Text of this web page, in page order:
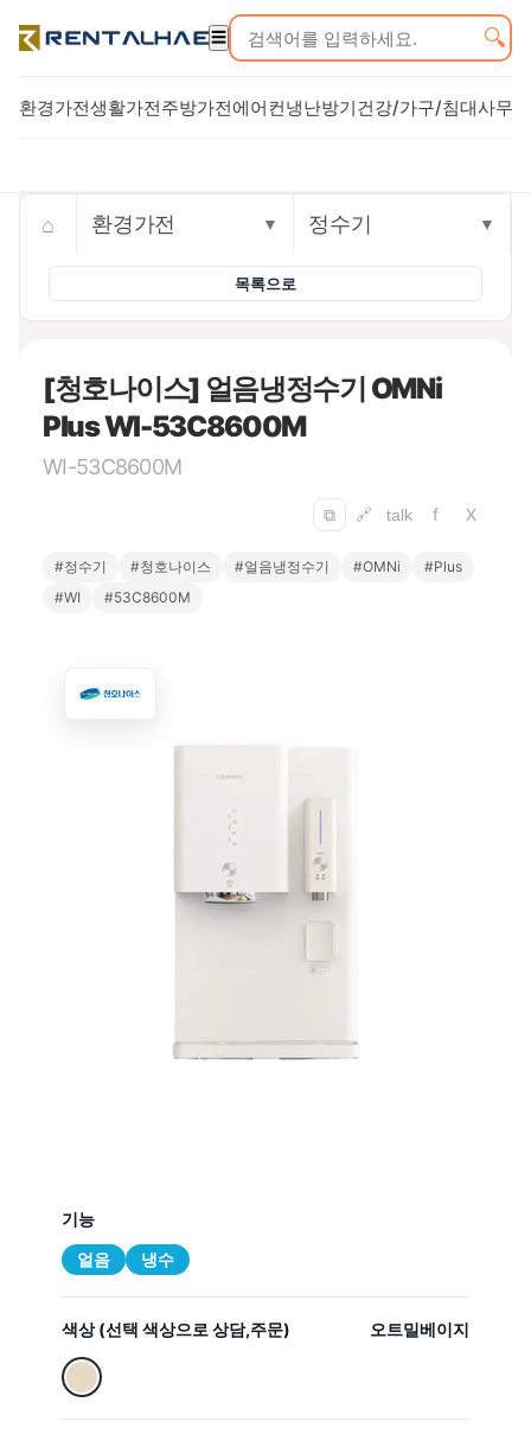
☰ 🔍
환경가전생활가전주방가전에어컨냉난방기건강/가구/침대사무
Trusted rental commerce storefront
⌂ 환경가전 ▼ 정수기 ▼
목록으로
[청호나이스] 얼음냉정수기 OMNi
Plus WI-53C8600M
WI-53C8600M
⧉ 🔗 talk f X
#정수기 #청호나이스 #얼음냉정수기 #OMNi
#Plus
#WI
#53C8600M
기능
얼음
냉수
색상 (선택 색상으로 상담,주문) 오트밀베이지